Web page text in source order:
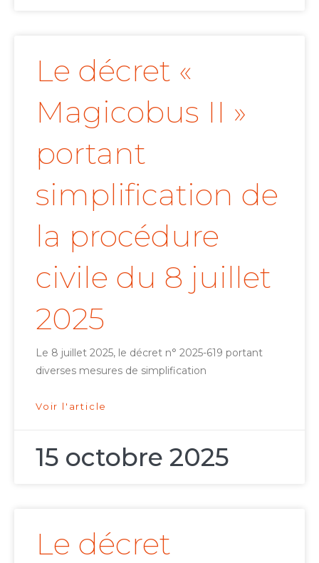
Le décret «
Magicobus II »
portant
simplification de
la procédure
civile du 8 juillet
2025
Le 8 juillet 2025, le décret n° 2025-619 portant
diverses mesures de simplification
Voir l'article
15 octobre 2025
Le décret